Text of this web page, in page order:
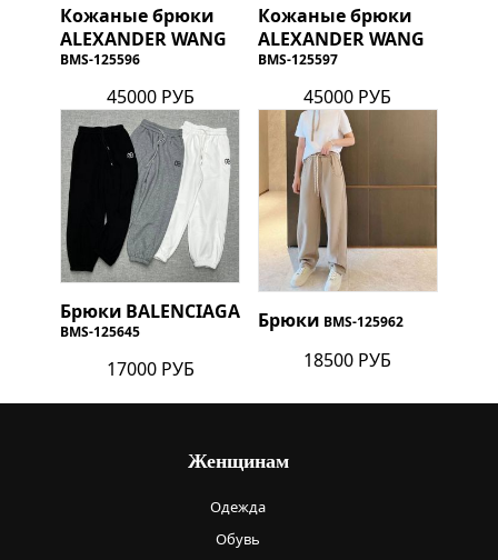
Кожаные брюки
ALEXANDER WANG
BMS-125596
45000 РУБ
Кожаные брюки
ALEXANDER WANG
BMS-125597
45000 РУБ
Брюки BALENCIAGA
BMS-125645
17000 РУБ
Брюки BMS-125962
18500 РУБ
Женщинам
Одежда
Обувь